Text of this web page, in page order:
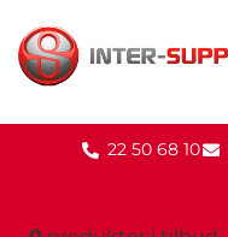
22 50 68 10